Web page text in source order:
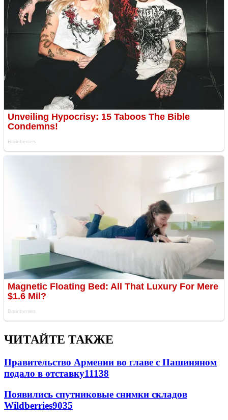
ЧИТАЙТЕ ТАКЖЕ
Правительство Армении во главе с Пашиняном
подало в отставку11138
Появились спутниковые снимки складов
Wildberries9035